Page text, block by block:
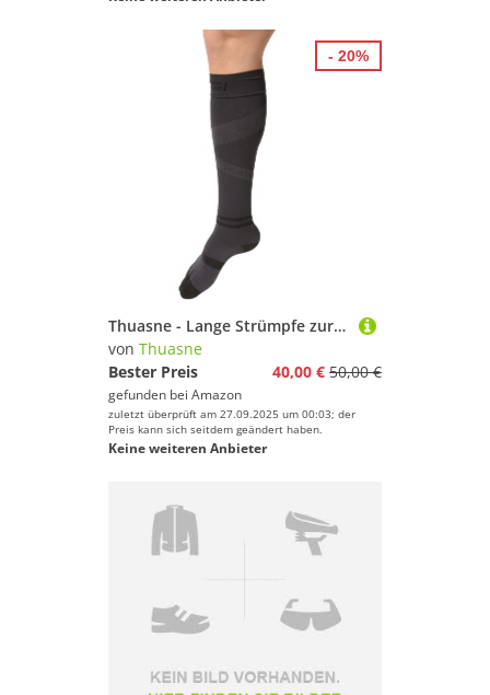
Thuasne - Lange Strümpfe zur Regeneration UP Recovery - Degressive Kompression vom Knöchel bis zur Wade - Schwarz, 39-42, M, Normal
von Thuasne
Bester Preis
40,00 € 50,00 €
gefunden bei Amazon
zuletzt überprüft am 27.09.2025 um 00:03; der
Preis kann sich seitdem geändert haben.
Keine weiteren Anbieter
- 20%